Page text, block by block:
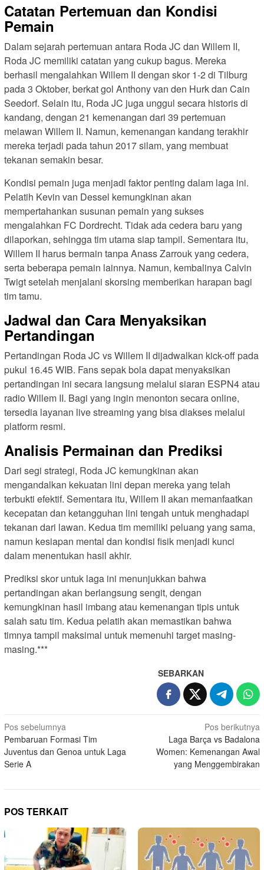
Catatan Pertemuan dan Kondisi
Pemain
Dalam sejarah pertemuan antara Roda JC dan Willem II,
Roda JC memiliki catatan yang cukup bagus. Mereka
berhasil mengalahkan Willem II dengan skor 1-2 di Tilburg
pada 3 Oktober, berkat gol Anthony van den Hurk dan Cain
Seedorf. Selain itu, Roda JC juga unggul secara historis di
kandang, dengan 21 kemenangan dari 39 pertemuan
melawan Willem II. Namun, kemenangan kandang terakhir
mereka terjadi pada tahun 2017 silam, yang membuat
tekanan semakin besar.
Kondisi pemain juga menjadi faktor penting dalam laga ini.
Pelatih Kevin van Dessel kemungkinan akan
mempertahankan susunan pemain yang sukses
mengalahkan FC Dordrecht. Tidak ada cedera baru yang
dilaporkan, sehingga tim utama siap tampil. Sementara itu,
Willem II harus bermain tanpa Anass Zarrouk yang cedera,
serta beberapa pemain lainnya. Namun, kembalinya Calvin
Twigt setelah menjalani skorsing memberikan harapan bagi
tim tamu.
Jadwal dan Cara Menyaksikan
Pertandingan
Pertandingan Roda JC vs Willem II dijadwalkan kick-off pada
pukul 16.45 WIB. Fans sepak bola dapat menyaksikan
pertandingan ini secara langsung melalui siaran ESPN4 atau
radio Willem II. Bagi yang ingin menonton secara online,
tersedia layanan live streaming yang bisa diakses melalui
platform resmi.
Analisis Permainan dan Prediksi
Dari segi strategi, Roda JC kemungkinan akan
mengandalkan kekuatan lini depan mereka yang telah
terbukti efektif. Sementara itu, Willem II akan memanfaatkan
kecepatan dan ketangguhan lini tengah untuk menghadapi
tekanan dari lawan. Kedua tim memiliki peluang yang sama,
namun kesiapan mental dan kondisi fisik menjadi kunci
dalam menentukan hasil akhir.
Prediksi skor untuk laga ini menunjukkan bahwa
pertandingan akan berlangsung sengit, dengan
kemungkinan hasil imbang atau kemenangan tipis untuk
salah satu tim. Kedua pelatih akan memastikan bahwa
timnya tampil maksimal untuk memenuhi target masing-
masing.***
SEBARKAN
N
a
v
g
a
s
i
p
Pos sebelumnya
Pembaruan Formasi Tim
Juventus dan Genoa untuk Laga
Serie A
Pos berikutnya
Laga Barça vs Badalona
Women: Kemenangan Awal
yang Menggembirakan
POS TERKAIT